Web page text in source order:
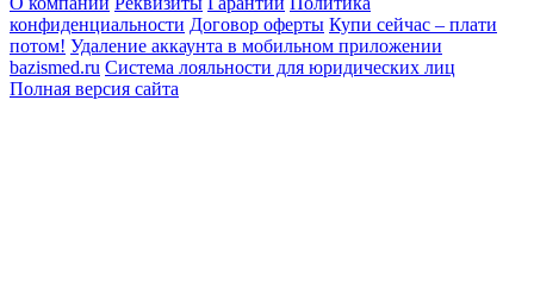
конфиденциальности Договор оферты Купи сейчас – плати
потом! Удаление аккаунта в мобильном приложении
bazismed.ru Система лояльности для юридических лиц
Полная версия сайта